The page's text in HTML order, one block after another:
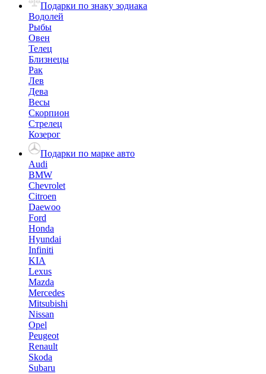
Подарки по знаку зодиака
Водолей
Рыбы
Овен
Телец
Близнецы
Рак
Лев
Дева
Весы
Скорпион
Стрелец
Козерог
Подарки по марке авто
Audi
BMW
Chevrolet
Citroen
Daewoo
Ford
Honda
Hyundai
Infiniti
KIA
Lexus
Mazda
Mercedes
Mitsubishi
Nissan
Opel
Peugeot
Renault
Skoda
Subaru